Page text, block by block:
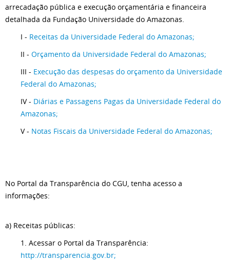
arrecadação pública e execução orçamentária e financeira
detalhada da Fundação Universidade do Amazonas.
I - Receitas da Universidade Federal do Amazonas;
II - Orçamento da Universidade Federal do Amazonas;
III - Execução das despesas do orçamento da Universidade
Federal do Amazonas;
IV - Diárias e Passagens Pagas da Universidade Federal do
Amazonas;
V - Notas Fiscais da Universidade Federal do Amazonas;
No Portal da Transparência do CGU, tenha acesso a
informações:
a) Receitas públicas:
1. Acessar o Portal da Transparência:
http://transparencia.gov.br;